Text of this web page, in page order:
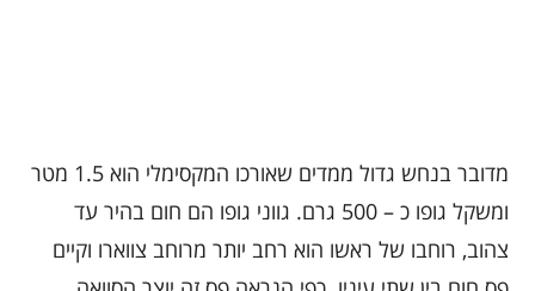
מדובר בנחש גדול ממדים שאורכו המקסימלי הוא 1.5 מטר
ומשקל גופו כ – 500 גרם. גווני גופו הם חום בהיר עד
צהוב, רוחבו של ראשו הוא רחב יותר מרוחב צווארו וקיים